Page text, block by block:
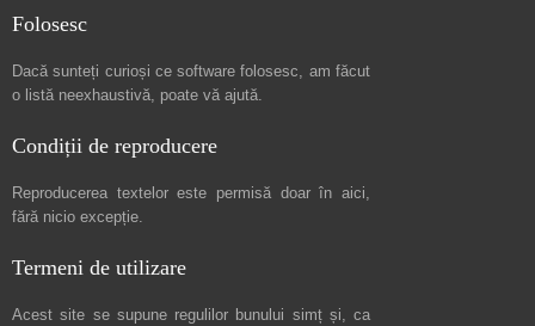
Folosesc
Dacă sunteți curioși ce software folosesc, am făcut
o listă neexhaustivă, poate vă ajută.
Condiții de reproducere
Reproducerea textelor este permisă doar în aici,
fără nicio excepție.
Termeni de utilizare
Acest site se supune regulilor bunului simț și, ca